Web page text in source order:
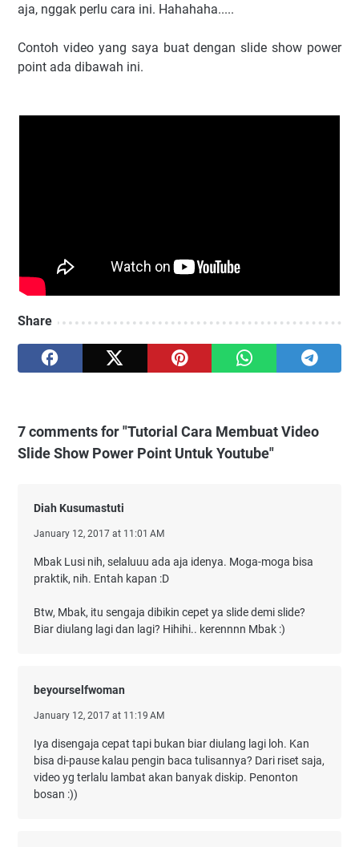
aja, nggak perlu cara ini. Hahahaha.....
Contoh video yang saya buat dengan slide show power
point ada dibawah ini.
Share
7 comments for "Tutorial Cara Membuat Video
Slide Show Power Point Untuk Youtube"
Diah Kusumastuti
January 12, 2017 at 11:01 AM
Mbak Lusi nih, selaluuu ada aja idenya. Moga-moga bisa
praktik, nih. Entah kapan :D
Btw, Mbak, itu sengaja dibikin cepet ya slide demi slide?
Biar diulang lagi dan lagi? Hihihi.. kerennnn Mbak :)
beyourselfwoman
January 12, 2017 at 11:19 AM
Iya disengaja cepat tapi bukan biar diulang lagi loh. Kan
bisa di-pause kalau pengin baca tulisannya? Dari riset saja,
video yg terlalu lambat akan banyak diskip. Penonton
bosan :))